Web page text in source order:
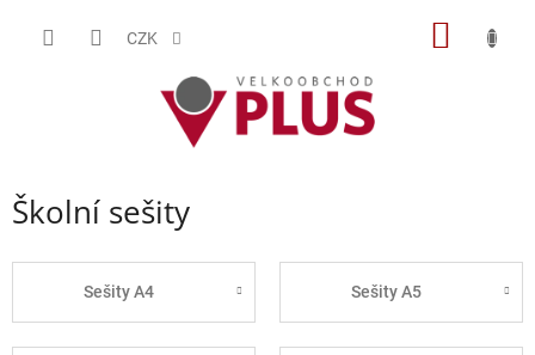
CZK
Školní sešity
Sešity A4 Sešity A5